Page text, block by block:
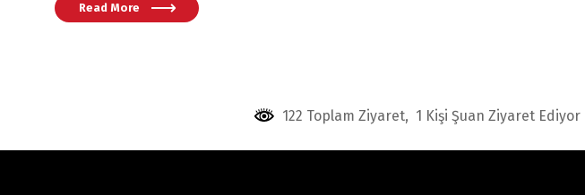
Read More
122 Toplam Ziyaret, 1 Kişi Şuan Ziyaret Ediyor